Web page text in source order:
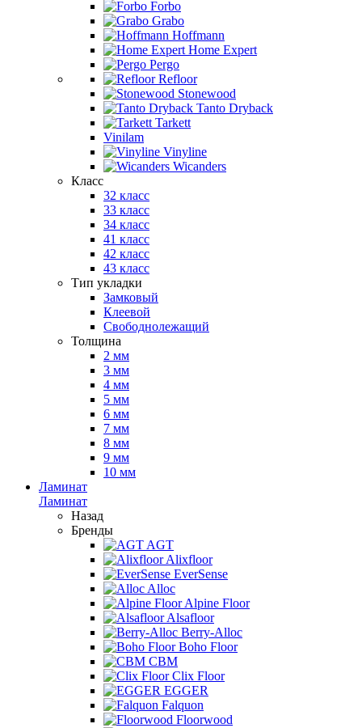
Forbo
Grabo
Hoffmann
Home Expert
Pergo
Refloor
Stonewood
Tanto Dryback
Tarkett
Vinilam
Vinyline
Wicanders
Класс
32 класс
33 класс
34 класс
41 класс
42 класс
43 класс
Тип укладки
Замковый
Клеевой
Свободнолежащий
Толщина
2 мм
3 мм
4 мм
5 мм
6 мм
7 мм
8 мм
9 мм
10 мм
Ламинат
Ламинат
Назад
Бренды
AGT
Alixfloor
EverSense
Alloc
Alpine Floor
Alsafloor
Berry-Alloc
Boho Floor
CBM
Clix Floor
EGGER
Falquon
Floorwood